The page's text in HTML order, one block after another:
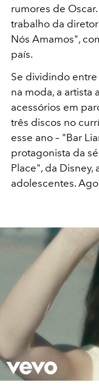
rumores de
trabalho da
Nós Amamos",
país.
Se dividindo entre
na moda, a artista
acessórios em
três discos no
esse ano – "Bar
protagonista da
Place", da
adolescentes.